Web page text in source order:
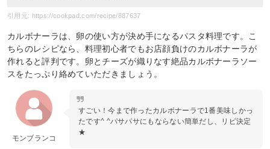
引用元: https://cookpad.com/recipe/887637
カルボナーラは、卵の使い方が決め手になるパスタ料理です。こ
ちらのレシピなら、料理初心者でもお店顔負けのカルボナーラが
作れると評判です。卵とチーズが織りなす絶品カルボナーラソー
スをたっぷり絡めていただきましょう。
モンブランコ
すごい！今まで作ったカルボナーラで1番美味しかっ
たです^ ^パサパサにもならない簡単だし、リピ決定
★